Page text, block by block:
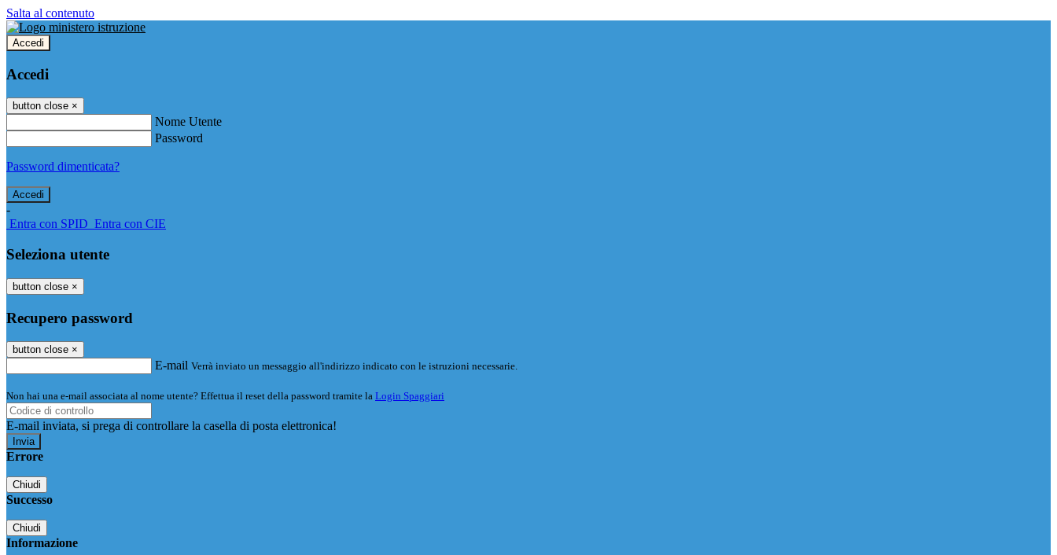
Salta al contenuto
Accedi
Accedi
button close ×
Nome Utente
Password
Password dimenticata?
-
Entra con SPID Entra con CIE
Seleziona utente
button close ×
Recupero password
button close ×
E-mail Verrà inviato un messaggio all'indirizzo indicato con le istruzioni necessarie.
Non hai una e-mail associata al nome utente? Effettua il reset della password tramite la Login Spaggiari
E-mail inviata, si prega di controllare la casella di posta elettronica!
Errore
Chiudi
Successo
Chiudi
Informazione